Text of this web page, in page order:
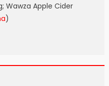
Wawza Apple Cider
)